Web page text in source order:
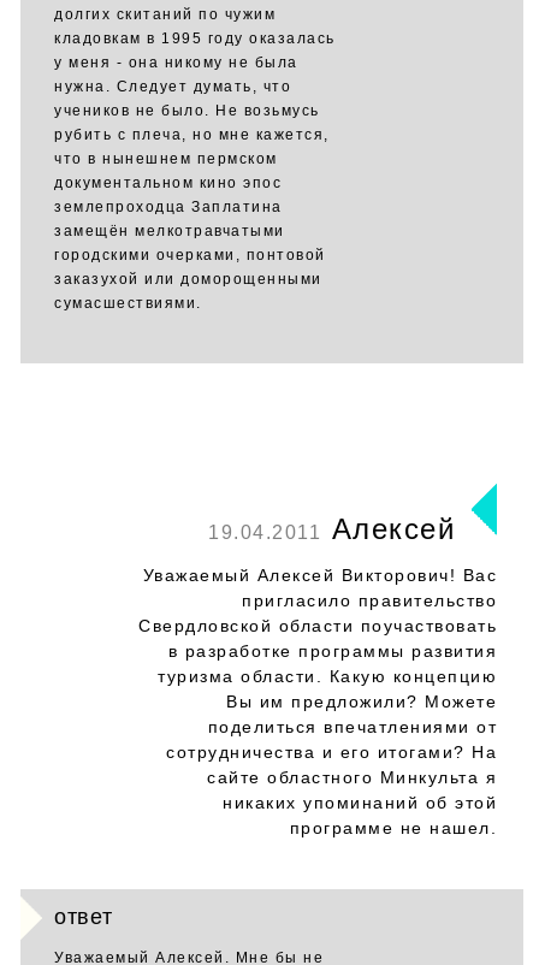
долгих скитаний по чужим
кладовкам в 1995 году оказалась
у меня - она никому не была
нужна. Следует думать, что
учеников не было. Не возьмусь
рубить с плеча, но мне кажется,
что в нынешнем пермском
документальном кино эпос
землепроходца Заплатина
замещён мелкотравчатыми
городскими очерками, понтовой
заказухой или доморощенными
сумасшествиями.
19.04.2011 Алексей
Уважаемый Алексей Викторович! Вас
пригласило правительство
Свердловской области поучаствовать
в разработке программы развития
туризма области. Какую концепцию
Вы им предложили? Можете
поделиться впечатлениями от
сотрудничества и его итогами? На
сайте областного Минкульта я
никаких упоминаний об этой
программе не нашел.
ответ
Уважаемый Алексей. Мне бы не